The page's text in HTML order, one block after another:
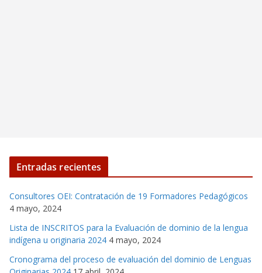
Entradas recientes
Consultores OEI: Contratación de 19 Formadores Pedagógicos
4 mayo, 2024
Lista de INSCRITOS para la Evaluación de dominio de la lengua
indígena u originaria 2024 4 mayo, 2024
Cronograma del proceso de evaluación del dominio de Lenguas